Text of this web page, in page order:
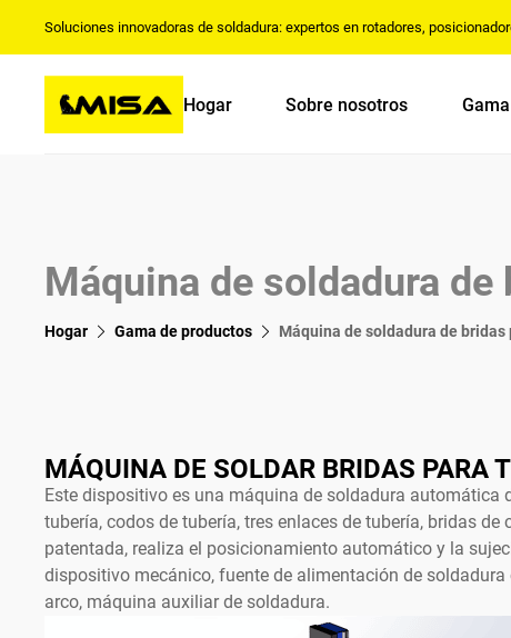
Soluciones innovadoras de soldadura: expertos en rotadores,
Hogar Sobre nosotros
Máquina de soldadura
Hogar Gama de productos Máquina de soldadura de
MÁQUINA DE SOLDAR BRIDAS PARA
Este dispositivo es una máquina de soldadura automática
tubería, codos de tubería, tres enlaces de tubería, bridas
patentada, realiza el posicionamiento automático y la
dispositivo mecánico, fuente de alimentación de
arco, máquina auxiliar de soldadura.